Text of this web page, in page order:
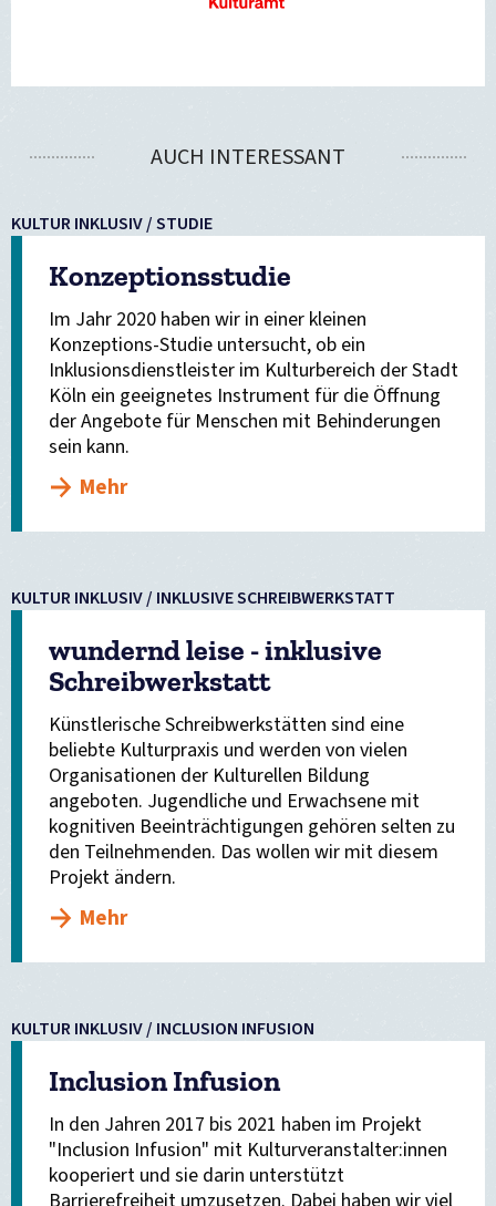
AUCH INTERESSANT
KULTUR INKLUSIV / STUDIE
Konzeptionsstudie
Im Jahr 2020 haben wir in einer kleinen
Konzeptions-Studie untersucht, ob ein
Inklusionsdienstleister im Kulturbereich der Stadt
Köln ein geeignetes Instrument für die Öffnung
der Angebote für Menschen mit Behinderungen
sein kann.
Mehr
KULTUR INKLUSIV / INKLUSIVE SCHREIBWERKSTATT
wundernd leise - inklusive
Schreibwerkstatt
Künstlerische Schreibwerkstätten sind eine
beliebte Kulturpraxis und werden von vielen
Organisationen der Kulturellen Bildung
angeboten. Jugendliche und Erwachsene mit
kognitiven Beeinträchtigungen gehören selten zu
den Teilnehmenden. Das wollen wir mit diesem
Projekt ändern.
Mehr
KULTUR INKLUSIV / INCLUSION INFUSION
Inclusion Infusion
In den Jahren 2017 bis 2021 haben im Projekt
"Inclusion Infusion" mit Kulturveranstalter:innen
kooperiert und sie darin unterstützt